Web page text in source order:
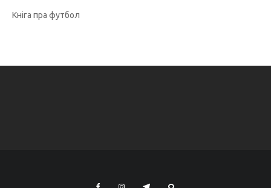
Кніга пра футбол